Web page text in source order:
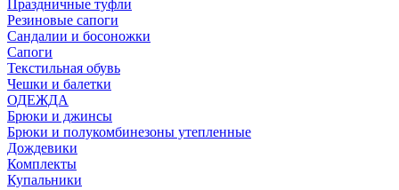
Праздничные туфли
Резиновые сапоги
Сандалии и босоножки
Сапоги
Текстильная обувь
Чешки и балетки
ОДЕЖДА
Брюки и джинсы
Брюки и полукомбинезоны утепленные
Дождевики
Комплекты
Купальники